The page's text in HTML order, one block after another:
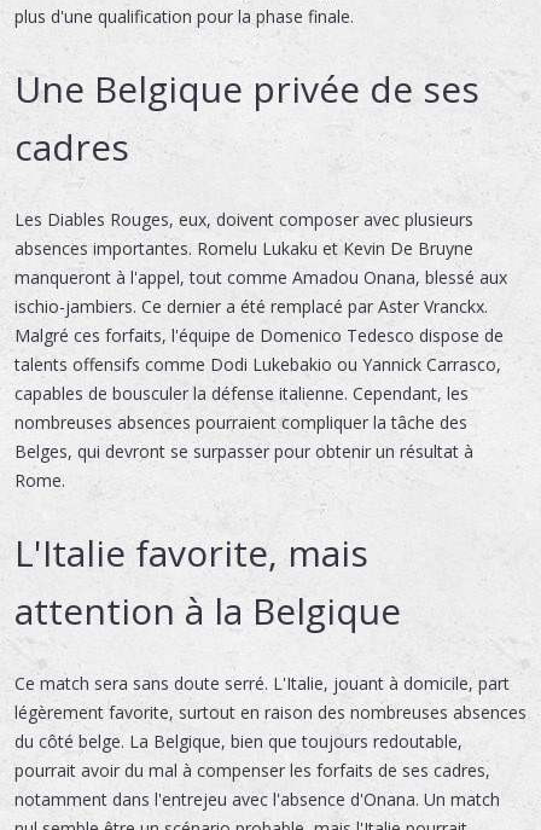
plus d'une qualification pour la phase finale.
Une Belgique privée de ses
cadres
Les Diables Rouges, eux, doivent composer avec plusieurs
absences importantes. Romelu Lukaku et Kevin De Bruyne
manqueront à l'appel, tout comme Amadou Onana, blessé aux
ischio-jambiers. Ce dernier a été remplacé par Aster Vranckx.
Malgré ces forfaits, l'équipe de Domenico Tedesco dispose de
talents offensifs comme Dodi Lukebakio ou Yannick Carrasco,
capables de bousculer la défense italienne. Cependant, les
nombreuses absences pourraient compliquer la tâche des
Belges, qui devront se surpasser pour obtenir un résultat à
Rome.
L'Italie favorite, mais
attention à la Belgique
Ce match sera sans doute serré. L'Italie, jouant à domicile, part
légèrement favorite, surtout en raison des nombreuses absences
du côté belge. La Belgique, bien que toujours redoutable,
pourrait avoir du mal à compenser les forfaits de ses cadres,
notamment dans l'entrejeu avec l'absence d'Onana. Un match